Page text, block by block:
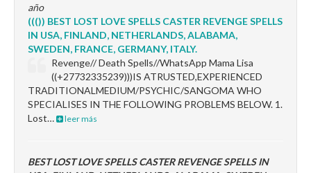
año
((()) BEST LOST LOVE SPELLS CASTER REVENGE SPELLS
IN USA, FINLAND, NETHERLANDS, ALABAMA,
SWEDEN, FRANCE, GERMANY, ITALY.
Revenge// Death Spells//WhatsApp Mama Lisa
((+27732335239)))IS ATRUSTED,EXPERIENCED
TRADITIONALMEDIUM/PSYCHIC/SANGOMA WHO
SPECIALISES IN THE FOLLOWING PROBLEMS BELOW. 1.
Lost…
leer más
BEST LOST LOVE SPELLS CASTER REVENGE SPELLS IN